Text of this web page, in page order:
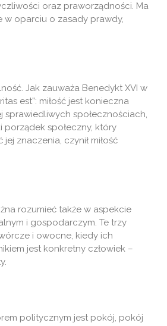
oraz praworządności. Ma
oparciu o zasady prawdy,
Jak zauważa Benedykt XVI w
est”: miłość jest konieczna
sprawiedliwych społecznościach,
porządek społeczny, który
jej znaczenia, czynił miłość
rozumieć także w aspekcie
i gospodarczym. Te trzy
i owocne, kiedy ich
jest konkretny człowiek –
politycznym jest pokój, pokój